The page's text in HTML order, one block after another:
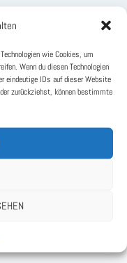
wie Cookies, um
Wenn du diesen Technologien
eindeutige IDs auf dieser Website
zurückziehst, können bestimmte